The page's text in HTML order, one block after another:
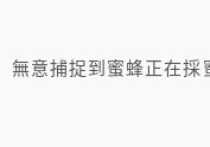
無意捕捉到蜜蜂正在採